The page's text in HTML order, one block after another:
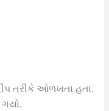
તરીકે ઓળખતા હતા.